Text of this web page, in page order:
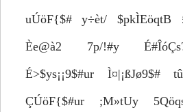
uÚöF{$# y÷èt/
Èe@à2 7p­/!#y
É>$ys¡¡9$#ur Ì¤|¡ßJø9$#
ÇÚöF{$#ur ;M»tUy